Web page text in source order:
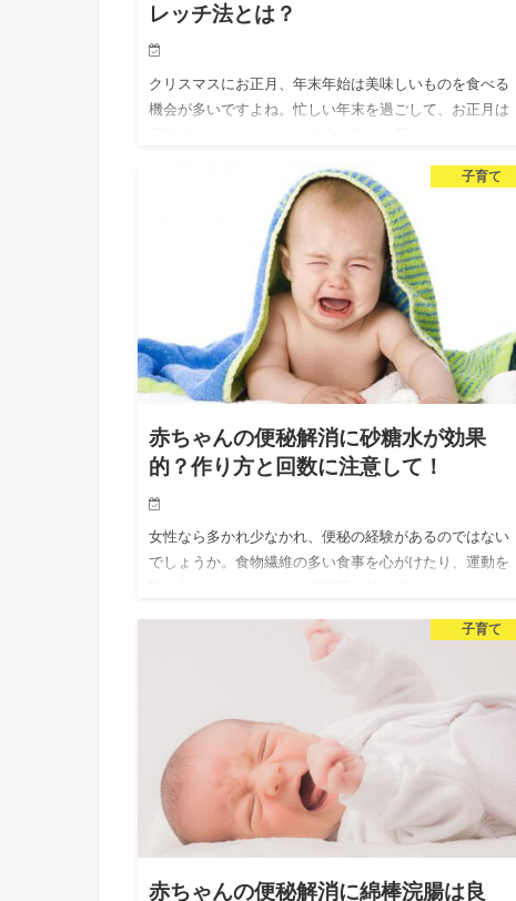
レッチ法とは？
クリスマスにお正月、年末年始は美味しいものを食べる
機会が多いですよね。忙しい年末を過ごして、お正月は
子育て
赤ちゃんの便秘解消に砂糖水が効果
的？作り方と回数に注意して！
女性なら多かれ少なかれ、便秘の経験があるのではない
でしょうか。食物繊維の多い食事を心がけたり、運動を
子育て
赤ちゃんの便秘解消に綿棒浣腸は良